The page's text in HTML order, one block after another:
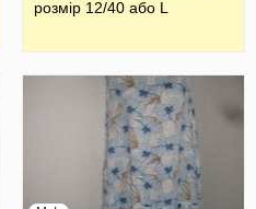
розмір 12/40 або L